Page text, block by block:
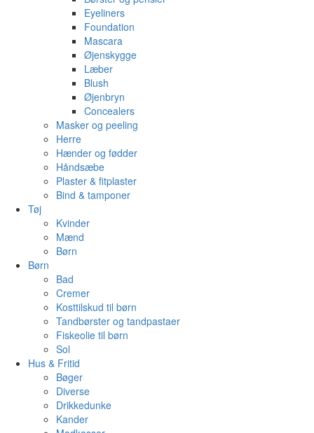
Eyeliners
Foundation
Mascara
Øjenskygge
Læber
Blush
Øjenbryn
Concealers
Masker og peeling
Herre
Hænder og fødder
Håndsæbe
Plaster & fitplaster
Bind & tamponer
Tøj
Kvinder
Mænd
Børn
Børn
Bad
Cremer
Kosttilskud til børn
Tandbørster og tandpastaer
Fiskeolie til børn
Sol
Hus & Fritid
Bøger
Diverse
Drikkedunke
Kander